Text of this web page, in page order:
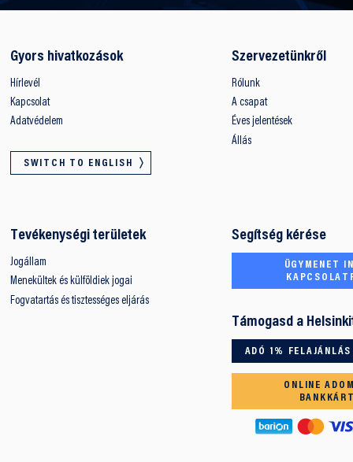
Gyors hivatkozások
Hírlevél
Kapcsolat
Adatvédelem
SWITCH TO ENGLISH
Szervezetünkről
Rólunk
A csapat
Éves jelentések
Állás
Tevékenységi területek
Jogállam
Menekültek és külföldiek jogai
Fogvatartás és tisztességes eljárás
Segítség kérése
ÜGYMENET
Támogasd a
ADÓ 1% FELAJÁNLÁS
ONLINE